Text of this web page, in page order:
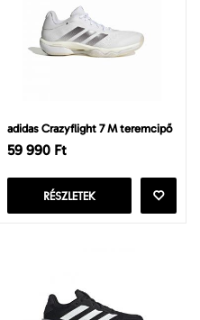
adidas Crazyflight 7 M teremcipő
59 990 Ft
RÉSZLETEK